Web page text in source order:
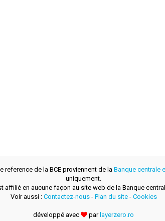
reference de la BCE proviennent de la Banque centrale
uniquement.
affilié en aucune façon au site web de la Banque
Voir aussi : Contactez-nous- Plan du site- Cookies
développé avec par layerzero.ro